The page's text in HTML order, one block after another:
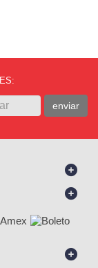
enviar